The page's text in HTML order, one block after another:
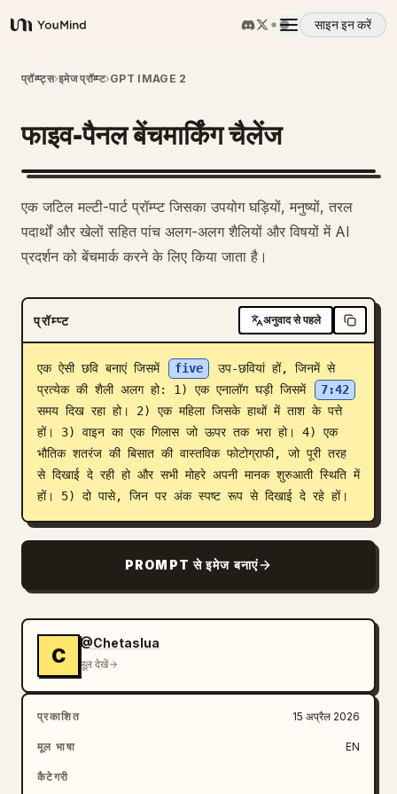
YouMind
साइन इन करें
अवलोकन
उपयोग के मामले
प्रॉम्प्ट
मूल्य निर्धारण
डाउनलोड
ब्लॉग
अपडेट
प्रॉम्प्ट्स›इमेज प्रॉम्प्ट›GPT IMAGE 2
फाइव-पैनल बेंचमार्किंग चैलेंज
एक जटिल मल्टी-पार्ट प्रॉम्प्ट जिसका उपयोग घड़ियों, मनुष्यों, तरल
पदार्थों और खेलों सहित पांच अलग-अलग शैलियों और विषयों में AI
प्रदर्शन को बेंचमार्क करने के लिए किया जाता है।
प्रॉम्प्ट अनुवाद से पहले
एक ऐसी छवि बनाएं जिसमें five
उप-छवियां हों, जिनमें से
प्रत्येक की शैली अलग हो: 1) एक एनालॉग घड़ी जिसमें
7:42
समय दिख रहा हो। 2) एक महिला जिसके हाथों में ताश के पत्ते
हों। 3) वाइन का एक गिलास जो ऊपर तक भरा हो। 4) एक
भौतिक शतरंज की बिसात की वास्तविक फोटोग्राफी, जो पूरी तरह
से दिखाई दे रही हो और सभी मोहरे अपनी मानक शुरुआती स्थिति में
हों। 5) दो पासे, जिन पर अंक स्पष्ट रूप से दिखाई दे रहे हों।
PROMPT से इमेज बनाएं
C
@Chetaslua
मूल देखें
प्रकाशित 15 अप्रैल 2026
मूल भाषा EN
कैटेगरी